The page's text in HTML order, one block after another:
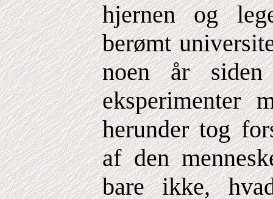
hjernen og
berømt
noen år
eksperimenter
herunder tog
af den
bare ikke,